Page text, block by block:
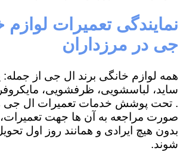
نمایندگی تعمیرات لوازم
جی در مرزداران
همه لوازم خانگی برند ال جی از جمله:
ساید، لباسشویی، ظرفشویی،
. تحت پوشش خدمات تعمیرات ال جی
صورت مراجعه به آن ها جهت تعمیرات،
بدون هیچ ایرادی و همانند روز اول
شوند.